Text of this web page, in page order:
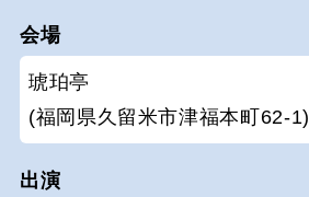
会場
琥珀亭
(福岡県久留米市津福本町62-1)
出演